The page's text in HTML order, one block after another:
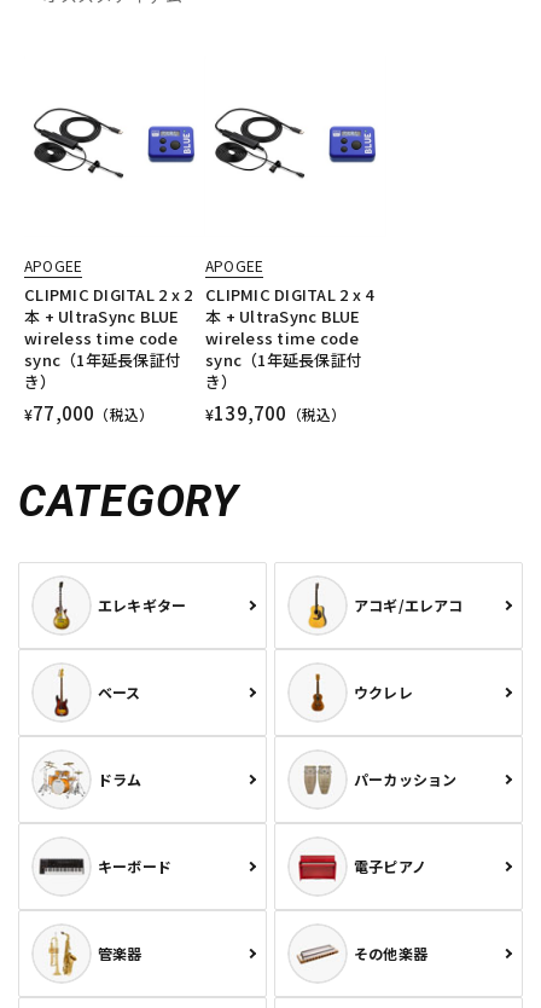
APOGEE
CLIPMIC DIGITAL 2 x 2
本 + UltraSync BLUE
wireless time code
sync（1年延長保証付
き）
¥77,000 （税込）
APOGEE
CLIPMIC DIGITAL 2 x 4
本 + UltraSync BLUE
wireless time code
sync（1年延長保証付
き）
¥139,700 （税込）
CATEGORY
エレキギター アコギ/エレアコ
ベース ウクレレ
ドラム パーカッション
キーボード 電子ピアノ
管楽器 その他楽器